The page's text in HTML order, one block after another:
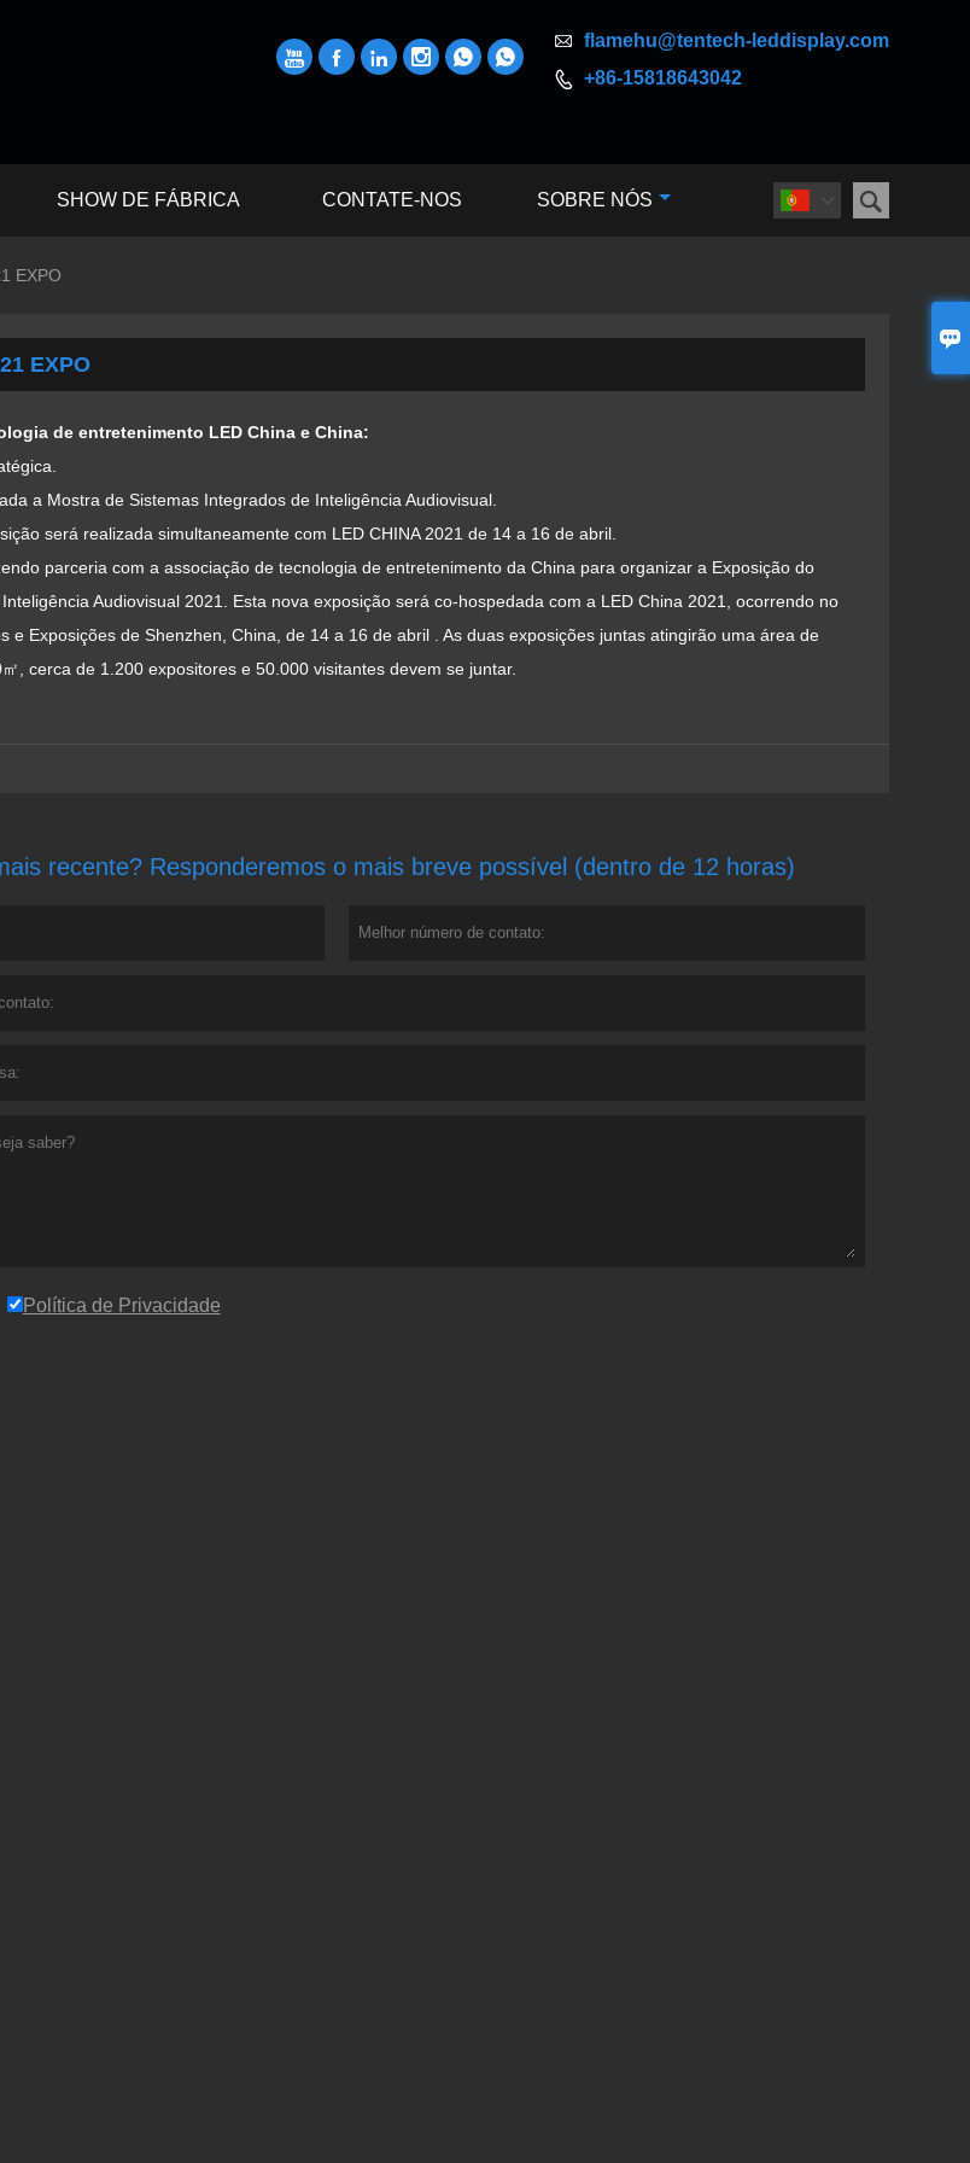

 flamehu@tentech-leddisplay.com
 +86-15818643042
     
 
SHOW DE FÁBRICA CONTATE-NOS SOBRE NÓS
EXPO
EXPO
de entretenimento LED China e China:
a Mostra de Sistemas Integrados de Inteligência Audiovisual.
será realizada simultaneamente com LED CHINA 2021 de 14 a 16 de abril.
parceria com a associação de tecnologia de entretenimento da China para organizar a Exposição do
Audiovisual 2021. Esta nova exposição será co-hospedada com a LED China 2021, ocorrendo no
e Exposições de Shenzhen, China, de 14 a 16 de abril . As duas exposições juntas atingirão uma área de
, cerca de 1.200 expositores e 50.000 visitantes devem se juntar.
recente? Responderemos o mais breve possível (dentro de 12 horas)
Política de Privacidade